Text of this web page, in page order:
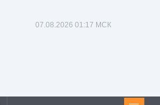
07.08.2026 01:17 МСК